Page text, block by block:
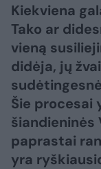
Kiekviena
Tako ar
vieną
didėja, jų
Šie procesai
šiandieninės
paprastai
yra